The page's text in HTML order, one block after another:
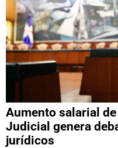
Aumento salarial
Judicial genera
jurídicos